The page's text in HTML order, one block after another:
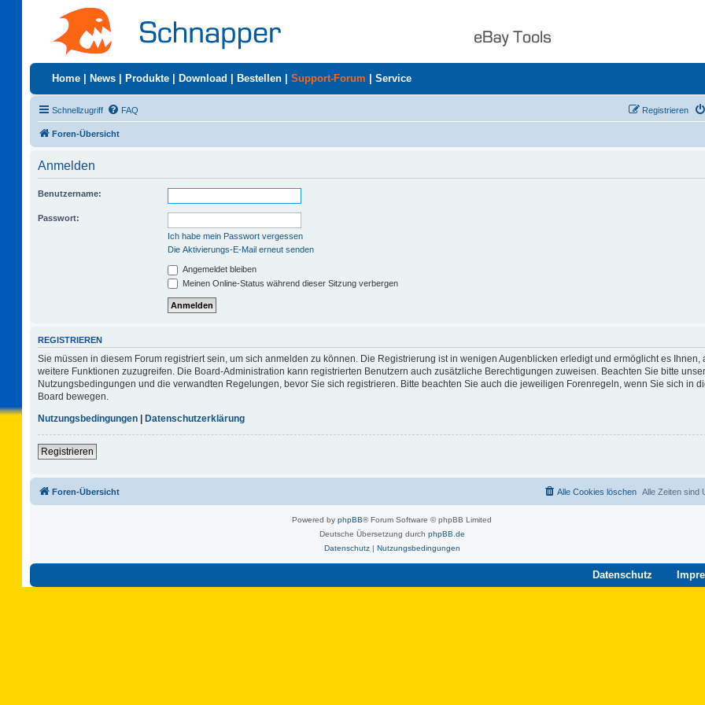
Home News Produkte Download Bestellen Support-Forum Service
Schnellzugriff FAQ Registrieren
Foren-Übersicht
Anmelden
Benutzername:
Passwort:
Ich habe mein Passwort vergessen
Die Aktivierungs-E-Mail erneut senden
Angemeldet bleiben
Meinen Online-Status während dieser Sitzung verbergen
REGISTRIEREN
Sie müssen in diesem Forum registriert sein, um sich anmelden zu können. Die Registrierung ist in wenigen Augenblicken erledigt und ermöglicht es Ihnen,
weitere Funktionen zuzugreifen. Die Board-Administration kann registrierten Benutzern auch zusätzliche Berechtigungen zuweisen. Beachten Sie bitte
Nutzungsbedingungen und die verwandten Regelungen, bevor Sie sich registrieren. Bitte beachten Sie auch die jeweiligen Forenregeln, wenn Sie sich in
Board bewegen.
Nutzungsbedingungen | Datenschutzerklärung
Registrieren
Foren-Übersicht Alle Zeiten sind
Alle Cookies löschen
Powered by phpBB® Forum Software © phpBB Limited
Deutsche Übersetzung durch phpBB.de
Datenschutz| Nutzungsbedingungen
Datenschutz